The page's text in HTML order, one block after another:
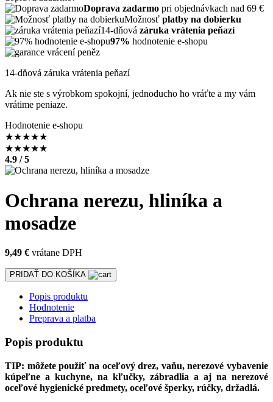
Doprava zadarmo pri objednávkach nad 69 €
Možnosť platby na dobierku
14-dňová záruka vrátenia peňazí
97% hodnotenie e-shopu
14-dňová záruka vrátenia peňazí
Ak nie ste s výrobkom spokojní, jednoducho ho vráťte a my vám
vrátime peniaze.
Hodnotenie e-shopu
★★★★★
★★★★★
4.9 / 5
Ochrana nerezu, hliníka a
mosadze
9,49 € vrátane DPH
PRIDAŤ DO KOŠÍKA
Popis produktu
Hodnotenie
Preprava a platba
Popis produktu
TIP: môžete použiť na oceľový drez, vaňu, nerezové vybavenie
kúpeľne a kuchyne, na kľučky, zábradlia a aj na nerezové
oceľové hygienické predmety, oceľové šperky, rúčky, držadlá.